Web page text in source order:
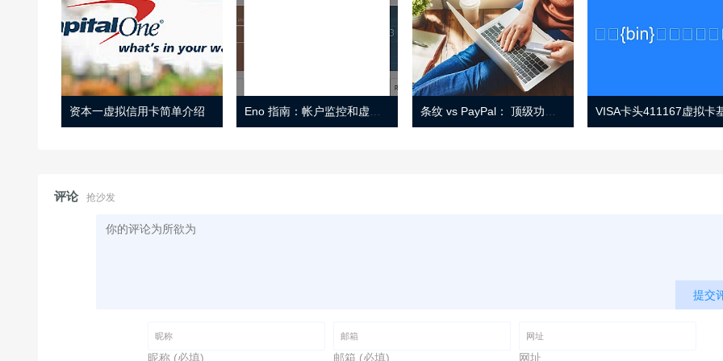
资本一虚拟信用卡简单介绍
评论 抢沙发
提交
昵称 (必填) 邮箱 (必填) 网址